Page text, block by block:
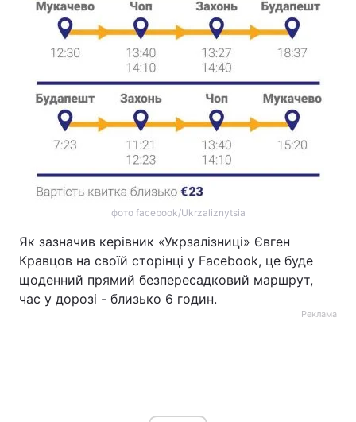
фото facebook/Ukrzaliznytsia
Як зазначив керівник «Укрзалізниці» Євген
Кравцов на своїй сторінці у Facebook, це буде
щоденний прямий безпересадковий маршрут,
час у дорозі - близько 6 годин.
Реклама